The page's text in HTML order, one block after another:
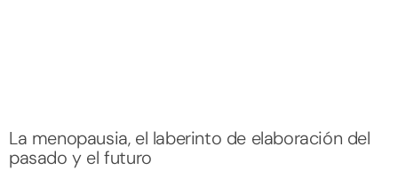
La menopausia, el laberinto de elaboración del
pasado y el futuro